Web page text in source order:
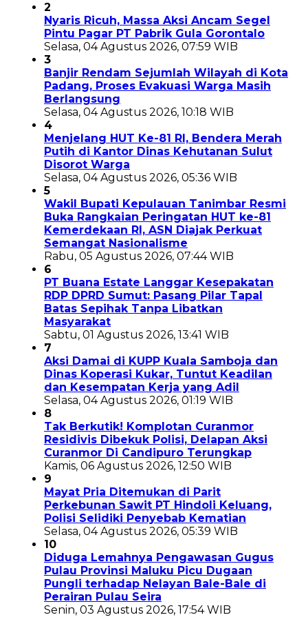
2
Nyaris Ricuh, Massa Aksi Ancam Segel
Pintu Pagar PT Pabrik Gula Gorontalo
Selasa, 04 Agustus 2026, 07:59 WIB
3
Banjir Rendam Sejumlah Wilayah di Kota
Padang, Proses Evakuasi Warga Masih
Berlangsung
Selasa, 04 Agustus 2026, 10:18 WIB
4
Menjelang HUT Ke-81 RI, Bendera Merah
Putih di Kantor Dinas Kehutanan Sulut
Disorot Warga
Selasa, 04 Agustus 2026, 05:36 WIB
5
Wakil Bupati Kepulauan Tanimbar Resmi
Buka Rangkaian Peringatan HUT ke-81
Kemerdekaan RI, ASN Diajak Perkuat
Semangat Nasionalisme
Rabu, 05 Agustus 2026, 07:44 WIB
6
PT Buana Estate Langgar Kesepakatan
RDP DPRD Sumut: Pasang Pilar Tapal
Batas Sepihak Tanpa Libatkan
Masyarakat
Sabtu, 01 Agustus 2026, 13:41 WIB
7
Aksi Damai di KUPP Kuala Samboja dan
Dinas Koperasi Kukar, Tuntut Keadilan
dan Kesempatan Kerja yang Adil
Selasa, 04 Agustus 2026, 01:19 WIB
8
Tak Berkutik! Komplotan Curanmor
Residivis Dibekuk Polisi, Delapan Aksi
Curanmor Di Candipuro Terungkap
Kamis, 06 Agustus 2026, 12:50 WIB
9
Mayat Pria Ditemukan di Parit
Perkebunan Sawit PT Hindoli Keluang,
Polisi Selidiki Penyebab Kematian
Selasa, 04 Agustus 2026, 05:39 WIB
10
Diduga Lemahnya Pengawasan Gugus
Pulau Provinsi Maluku Picu Dugaan
Pungli terhadap Nelayan Bale-Bale di
Perairan Pulau Seira
Senin, 03 Agustus 2026, 17:54 WIB